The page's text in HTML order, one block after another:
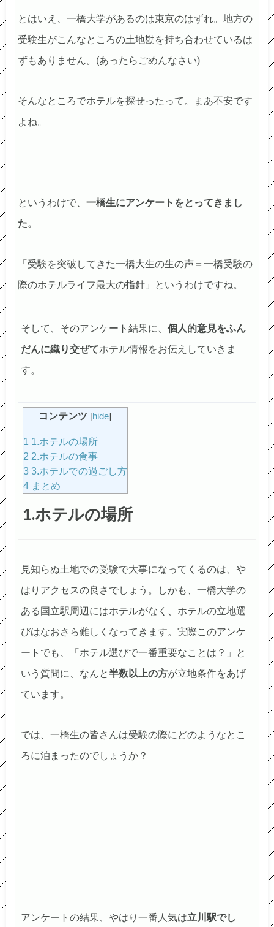
とはいえ、一橋大学があるのは東京のはずれ。地方の
受験生がこんなところの土地勘を持ち合わせているは
ずもありません。(あったらごめんなさい)
そんなところでホテルを探せったって。まあ不安です
よね。
というわけで、 一橋生にアンケートをとってきまし
た。
「受験を突破してきた一橋大生の生の声＝一橋受験の
際のホテルライフ最大の指針」というわけですね。
そして、そのアンケート結果に、 個人的意見をふん
だんに織り交ぜてホテル情報をお伝えしていきま
す。
コンテンツ [hide]
1 1.ホテルの場所
2 2.ホテルの食事
33.ホテルでの過ごし方
4まとめ
1.ホテルの場所
見知らぬ土地での受験で大事になってくるのは、や
はりアクセスの良さでしょう。しかも、一橋大学の
ある国立駅周辺にはホテルがなく、ホテルの立地選
びはなおさら難しくなってきます。実際このアンケ
ートでも、「ホテル選びで一番重要なことは？」と
いう質問に、なんと半数以上の方が立地条件をあげ
ています。
では、一橋生の皆さんは受験の際にどのようなとこ
ろに泊まったのでしょうか？
アンケートの結果、やはり一番人気は立川駅でし